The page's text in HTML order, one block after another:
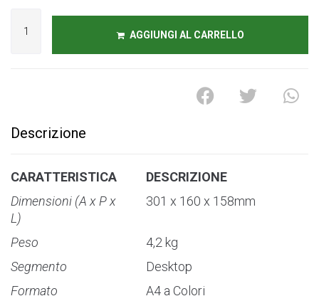
AGGIUNGI AL CARRELLO
t
i
e
Descrizione
CARATTERISTICA
DESCRIZIONE
Dimensioni (A x P x
L)
301 x 160 x 158mm
Peso
4,2 kg
Segmento
Desktop
Formato
A4 a Colori